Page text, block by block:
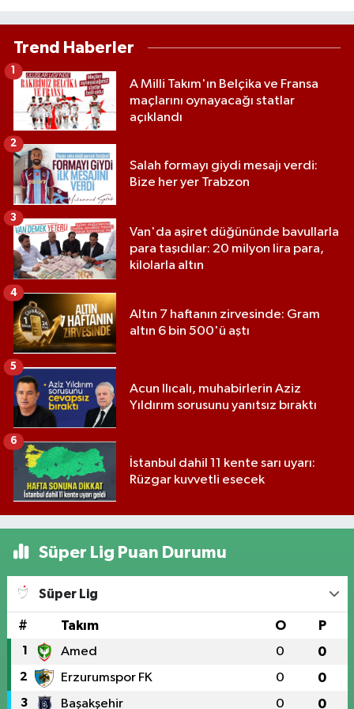
Trend Haberler
A Milli Takım'ın Belçika ve Fransa
maçlarını oynayacağı statlar
açıklandı
Salah formayı giydi mesajı verdi:
Bize her yer Trabzon
2
Van'da aşiret düğününde bavullarla
para taşıdılar: 20 milyon lira para,
kilolarla altın
3
Altın 7 haftanın zirvesinde: Gram
altın 6 bin 500'ü aştı
4
Acun Ilıcalı, muhabirlerin Aziz
Yıldırım sorusunu yanıtsız bıraktı
5
İstanbul dahil 11 kente sarı uyarı:
Rüzgar kuvvetli esecek
6
Süper Lig Puan Durumu
Süper Lig
# Takım O P
1 Amed 0 0
2 Erzurumspor FK 0 0
3 Başakşehir 0 0